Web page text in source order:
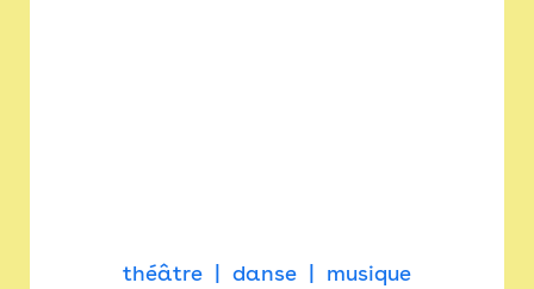
théâtre danse musique